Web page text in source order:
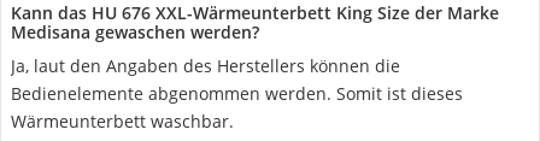
Kann das HU 676 XXL-Wärmeunterbett King Size der Marke
Medisana gewaschen werden?
Ja, laut den Angaben des Herstellers können die
Bedienelemente abgenommen werden. Somit ist dieses
Wärmeunterbett waschbar.